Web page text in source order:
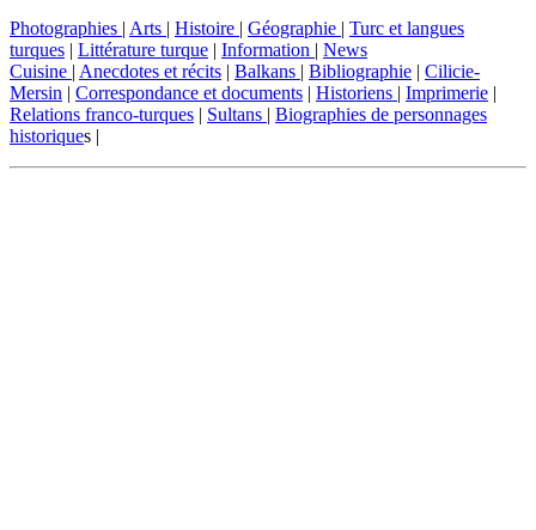
Photographies | Arts | Histoire | Géographie | Turc et langues
turques | Littérature turque | Information | News
Cuisine | Anecdotes et récits | Balkans | Bibliographie | Cilicie-
Mersin | Correspondance et documents | Historiens | Imprimerie |
Relations franco-turques | Sultans | Biographies de personnages
historiques |